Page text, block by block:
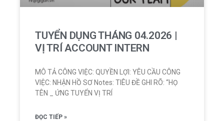
TUYỂN DỤNG THÁNG 04.2026 |
VỊ TRÍ ACCOUNT INTERN
MÔ TẢ CÔNG VIỆC: QUYỀN LỢI: YÊU CẦU CÔNG
VIỆC: NHẬN HỒ SƠ Notes: TIÊU ĐỀ GHI RÕ: “HỌ
TÊN _ ỨNG TUYỂN VỊ TRÍ
ĐỌC TIẾP »